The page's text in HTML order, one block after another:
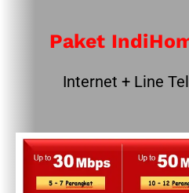
Paket
Internet + Line